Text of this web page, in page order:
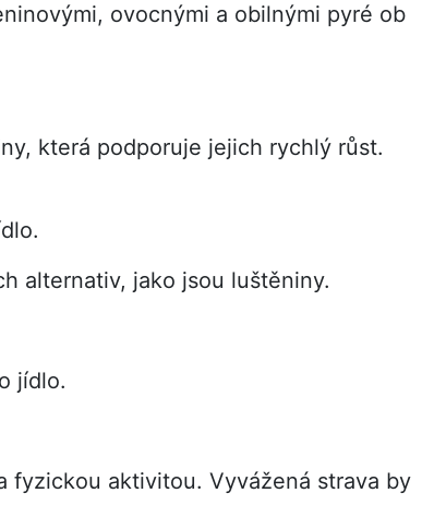
ovocnými a obilnými pyré ob
která podporuje jejich rychlý růst.
alternativ, jako jsou luštěniny.
jídlo.
fyzickou aktivitou. Vyvážená strava by